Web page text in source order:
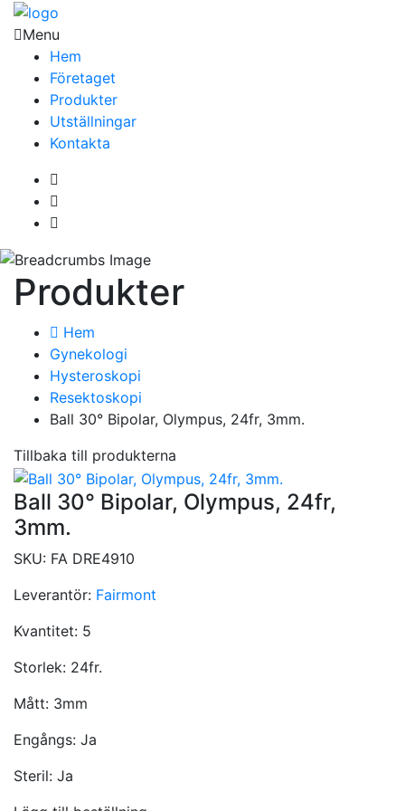
Menu
Hem
Företaget
Produkter
Utställningar
Kontakta
Produkter
Hem
Gynekologi
Hysteroskopi
Resektoskopi
Ball 30° Bipolar, Olympus, 24fr, 3mm.
Tillbaka till produkterna
Ball 30° Bipolar, Olympus, 24fr,
3mm.
SKU: FA DRE4910
Leverantör: Fairmont
Kvantitet: 5
Storlek: 24fr.
Mått: 3mm
Engångs: Ja
Steril: Ja